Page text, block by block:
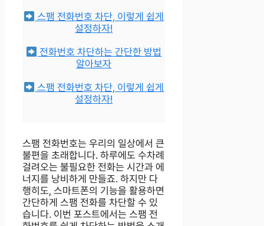
스팸 전화번호 차단, 이렇게 쉽게
설정하자!
전화번호 차단하는 간단한 방법
알아보자
스팸 전화번호 차단, 이렇게 쉽게
설정하자!
스팸 전화번호는 우리의 일상에서 큰
불편을 초래합니다. 하루에도 수차례
걸려오는 불필요한 전화는 시간과 에
너지를 낭비하게 만들죠. 하지만 다
행히도, 스마트폰의 기능을 활용하면
간단하게 스팸 전화를 차단할 수 있
습니다. 이번 포스트에서는 스팸 전